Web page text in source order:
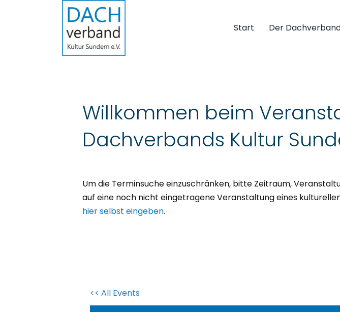
Start Der
Willkommen beim
Dachverbands Kultur
Um die Terminsuche einzuschränken, bitte Zeitraum,
auf eine noch nicht eingetragene Veranstaltung eines
hier selbst eingeben.
<< All Events